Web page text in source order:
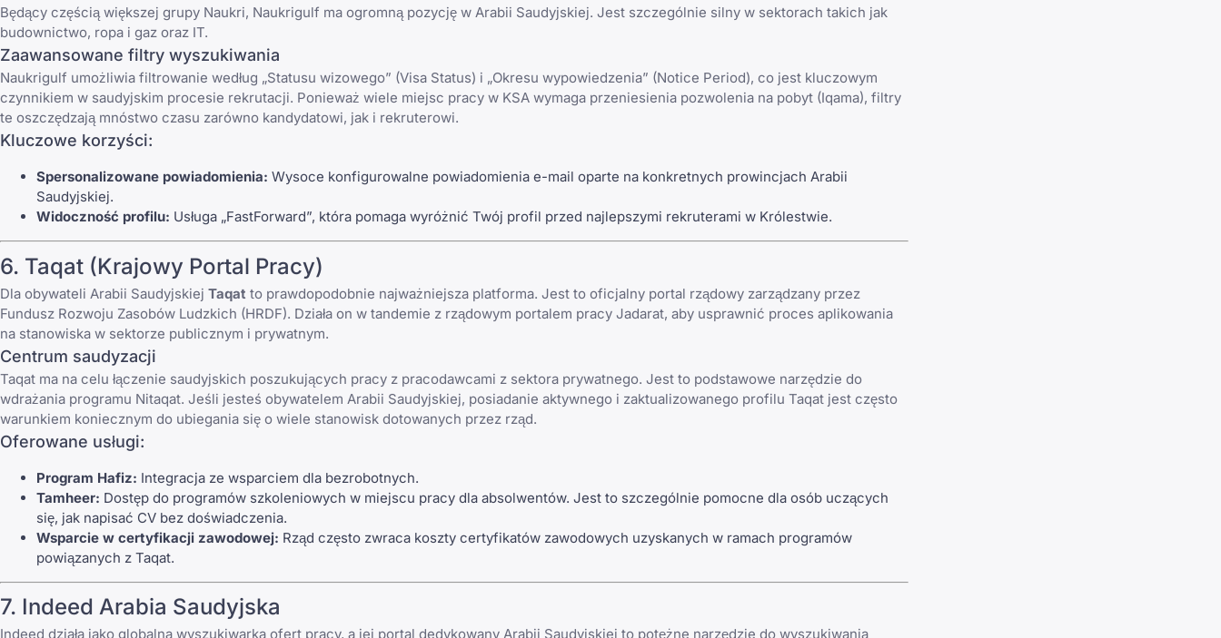
Będący częścią większej grupy Naukri, Naukrigulf ma ogromną pozycję w Arabii Saudyjskiej. Jest szczególnie silny w sektorach takich jak
budownictwo, ropa i gaz oraz IT.
Zaawansowane filtry wyszukiwania
Naukrigulf umożliwia filtrowanie według „Statusu wizowego” (Visa Status) i „Okresu wypowiedzenia” (Notice Period), co jest kluczowym
czynnikiem w saudyjskim procesie rekrutacji. Ponieważ wiele miejsc pracy w KSA wymaga przeniesienia pozwolenia na pobyt (Iqama), filtry
te oszczędzają mnóstwo czasu zarówno kandydatowi, jak i rekruterowi.
Kluczowe korzyści:
Spersonalizowane powiadomienia: Wysoce konfigurowalne powiadomienia e-mail oparte na konkretnych prowincjach Arabii
Saudyjskiej.
Widoczność profilu: Usługa „FastForward”, która pomaga wyróżnić Twój profil przed najlepszymi rekruterami w Królestwie.
6. Taqat (Krajowy Portal Pracy)
Dla obywateli Arabii Saudyjskiej Taqat to prawdopodobnie najważniejsza platforma. Jest to oficjalny portal rządowy zarządzany przez
Fundusz Rozwoju Zasobów Ludzkich (HRDF). Działa on w tandemie z rządowym portalem pracy Jadarat, aby usprawnić proces aplikowania
na stanowiska w sektorze publicznym i prywatnym.
Centrum saudyzacji
Taqat ma na celu łączenie saudyjskich poszukujących pracy z pracodawcami z sektora prywatnego. Jest to podstawowe narzędzie do
wdrażania programu Nitaqat. Jeśli jesteś obywatelem Arabii Saudyjskiej, posiadanie aktywnego i zaktualizowanego profilu Taqat jest często
warunkiem koniecznym do ubiegania się o wiele stanowisk dotowanych przez rząd.
Oferowane usługi:
Program Hafiz: Integracja ze wsparciem dla bezrobotnych.
Tamheer: Dostęp do programów szkoleniowych w miejscu pracy dla absolwentów. Jest to szczególnie pomocne dla osób uczących
się, jak napisać CV bez doświadczenia.
Wsparcie w certyfikacji zawodowej: Rząd często zwraca koszty certyfikatów zawodowych uzyskanych w ramach programów
powiązanych z Taqat.
7. Indeed Arabia Saudyjska
Indeed działa jako globalna wyszukiwarka ofert pracy, a jej portal dedykowany Arabii Saudyjskiej to potężne narzędzie do wyszukiwania